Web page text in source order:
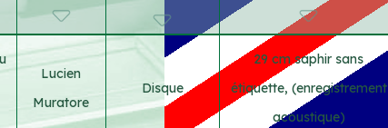
Lucien
Muratore
Disque
29 cm saphir sans
étiquette, (enregistrement
acoustique)